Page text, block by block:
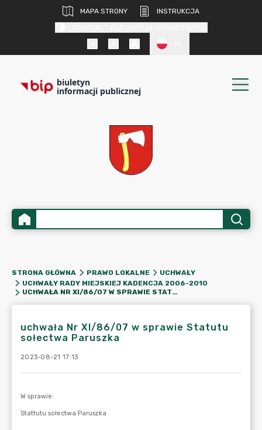
MAPA STRONY
INSTRUKCJA
biuletyn
informacji publicznej
STRONA GŁÓWNA PRAWO LOKALNE
UCHWAŁY
UCHWAŁY RADY MIEJSKIEJ KADENCJA 2006-2010
UCHWAŁA NR XI/86/07 W SPRAWIE STATUTU SOŁECTWA PARUSZKA
uchwała Nr XI/86/07 w sprawie Statutu
sołectwa Paruszka
2023-08-21 17:13